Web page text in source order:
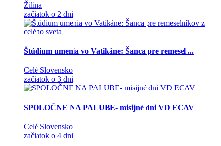
Žilina
začiatok o 2 dni
Štúdium umenia vo Vatikáne: Šanca pre remesel ...
Celé Slovensko
začiatok o 3 dni
SPOLOČNE NA PALUBE- misijné dni VD ECAV
Celé Slovensko
začiatok o 4 dni